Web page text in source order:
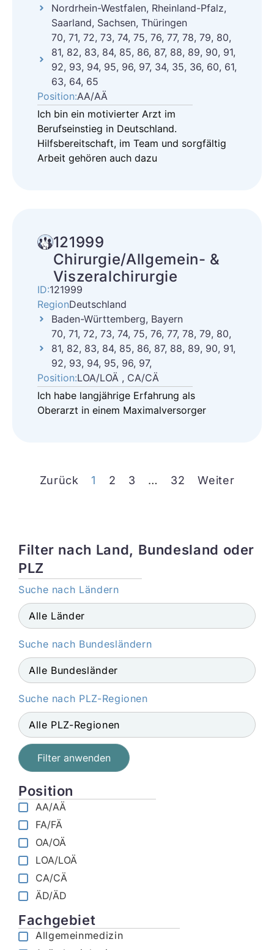
Nordrhein-Westfalen, Rheinland-Pfalz,
Saarland, Sachsen, Thüringen
70, 71, 72, 73, 74, 75, 76, 77, 78, 79, 80,
81, 82, 83, 84, 85, 86, 87, 88, 89, 90, 91,
92, 93, 94, 95, 96, 97, 34, 35, 36, 60, 61,
63, 64, 65
Position:AA/AÄ
Ich bin ein motivierter Arzt im
Berufseinstieg in Deutschland.
Hilfsbereitschaft, im Team und sorgfältig
Arbeit gehören auch dazu
121999
Chirurgie/Allgemein- &
Viszeralchirurgie
ID:121999
RegionDeutschland
Baden-Württemberg, Bayern
70, 71, 72, 73, 74, 75, 76, 77, 78, 79, 80,
81, 82, 83, 84, 85, 86, 87, 88, 89, 90, 91,
92, 93, 94, 95, 96, 97,
Position:LOA/LOÄ , CA/CÄ
Ich habe langjährige Erfahrung als
Oberarzt in einem Maximalversorger
Zurück 1 2 3 … 32 Weiter
Filter nach Land, Bundesland oder
PLZ
Suche nach Ländern
Suche nach Bundesländern
Suche nach PLZ-Regionen
Filter anwenden
Position
AA/AÄ
FA/FÄ
OA/OÄ
LOA/LOÄ
CA/CÄ
ÄD/ÄD
Fachgebiet
Allgemeinmedizin